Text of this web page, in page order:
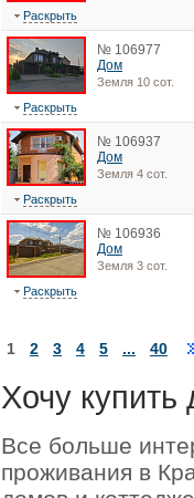
Раскрыть
№ 106977
Дом
Земля 10 сот.
Раскрыть
№ 106937
Дом
Земля 4 сот.
Раскрыть
№ 106936
Дом
Земля 3 сот.
Раскрыть
1 2 3 4 5 ... 40
Хочу купить
Все больше
проживания в